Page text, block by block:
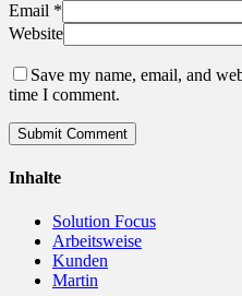
Email *
Website
Save my name, email, and
time I comment.
Share
Inhalte
Solution Focus
Arbeitsweise
Kunden
Martin